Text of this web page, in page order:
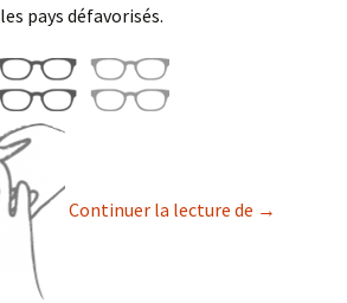
les pays défavorisés.
Continuer la lecture de →